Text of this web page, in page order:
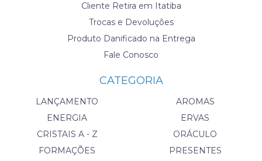
Cliente Retira em Itatiba
Trocas e Devoluções
Produto Danificado na Entrega
Fale Conosco
CATEGORIA
LANÇAMENTO
ENERGIA
CRISTAIS A - Z
FORMAÇÕES
AROMAS
ERVAS
ORÁCULO
PRESENTES